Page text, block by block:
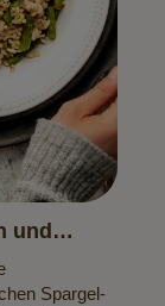
und
Spargel-